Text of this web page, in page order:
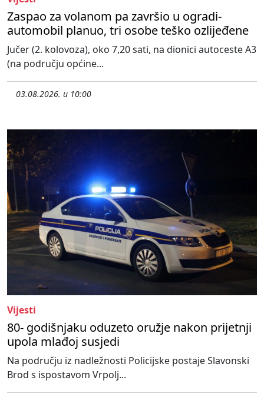
Zaspao za volanom pa završio u ogradi-
automobil planuo, tri osobe teško ozlijeđene
Jučer (2. kolovoza), oko 7,20 sati, na dionici autoceste A3
(na području općine...
03.08.2026. u 10:00
Vijesti
80- godišnjaku oduzeto oružje nakon prijetnji
upola mlađoj susjedi
Na području iz nadležnosti Policijske postaje Slavonski
Brod s ispostavom Vrpolj...